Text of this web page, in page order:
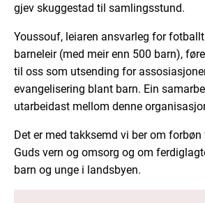
gjev skuggestad til samlingsstund.
Youssouf, leiaren ansvarleg for
barneleir (med meir enn 500 barn),
til oss som utsending for
evangelisering blant barn. Ein
utarbeidast mellom denne
Det er med takksemd vi ber om
Guds vern og omsorg og om
barn og unge i landsbyen.